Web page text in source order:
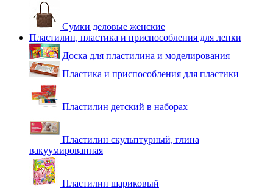
Сумки деловые женские
Пластилин, пластика и приспособления для лепки
Доска для пластилина и моделирования
Пластика и приспособления для пластики
Пластилин детский в наборах
Пластилин скульптурный, глина
вакуумированная
Пластилин шариковый